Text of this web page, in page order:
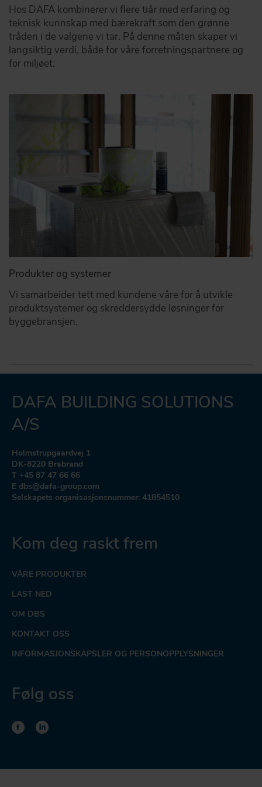
Hos DAFA kombinerer vi flere tiår med erfaring og
teknisk kunnskap med bærekraft som den grønne
tråden i de valgene vi tar. På denne måten skaper vi
langsiktig verdi, både for våre forretningspartnere og
for miljøet.
Produkter og systemer
Vi samarbeider tett med kundene våre for å utvikle
produktsystemer og skreddersydde løsninger for
byggebransjen.
DAFA BUILDING SOLUTIONS
A/S
Holmstrupgaardvej 1
DK-8220 Brabrand
T +45 87 47 66 66
E dbs@dafa-group.com
Selskapets organisasjonsnummer: 41854510
Kom deg raskt frem
VÅRE PRODUKTER
LAST NED
OM DBS
KONTAKT OSS
INFORMASJONSKAPSLER OG PERSONOPPLYSNINGER
Følg oss